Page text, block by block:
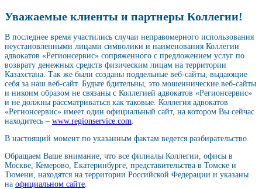
Уважаемые клиенты и партнеры Коллегии!
В последнее время участились случаи неправомерного использования
неустановленными лицами символики и наименования Коллегии
адвокатов «Регионсервис» сопряженного с предложением услуг по
возврату денежных средств физическим лицам на территории
Казахстана. Так же были созданы поддельные веб-сайты, выдающие
себя за наш веб-сайт. Будьте бдительны, это мошеннические веб-сайты
и никоим образом не связаны с Коллегией адвокатов «Регионсервис»
и не должны рассматриваться как таковые. Коллегия адвокатов
«Регионсервис» имеет один официальный сайт, на котором Вы сейчас
находитесь – www.regionservice.com
В настоящий момент по указанным фактам ведется разбирательство.
Обращаем Ваше внимание, что все филиалы Коллегии, офисы в
Москве, Кемерово, Екатеринбурге, представительства в Томске и
Тюмени, находятся на территории Российской Федерации и указаны
на официальном сайте